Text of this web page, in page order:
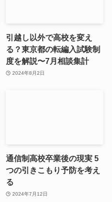
引越し以外で高校を変え
る？東京都の転編入試験制
度を解説〜7月相談集計
2024年8月2日
通信制高校卒業後の現実 5
つの引きこもり予防を考え
る
2024年7月12日